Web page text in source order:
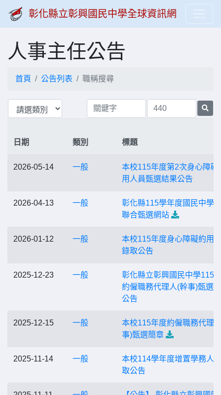
彰化縣立彰興國民中學全球資訊網
人事主任公告
首頁 公告列表 職稱搜尋
日期 類別 標題
2026-05-14 一般
本校115年度第2次身心障礙
用人員甄選結果公告
2026-04-13 一般
彰化縣115學年度國民中學
聯合甄選網站
2026-01-12 一般
本校115年度身心障礙約用
錄取公告
2025-12-23 一般
彰化縣立彰興國民中學115
約僱職務代理人(幹事)甄選
公告
2025-12-15 一般
本校115年度約僱職務代理
事)甄選簡章
2025-11-14 一般
本校114學年度增置學務人
取公告